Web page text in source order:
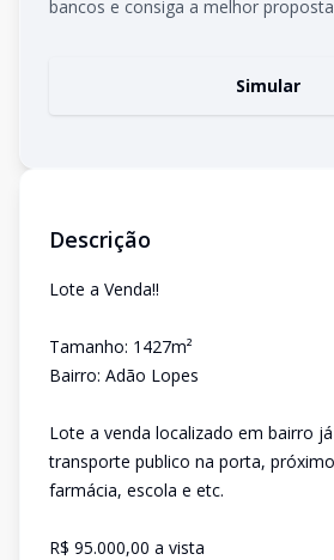
bancos e consiga a melhor
Simular
Descrição
Lote a Venda!!
Tamanho: 1427m²
Bairro: Adão Lopes
Lote a venda localizado em bairro
transporte publico na porta,
farmácia, escola e etc.
R$ 95.000,00 a vista